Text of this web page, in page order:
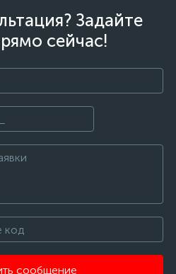
Задайте
сейчас!
сообщение